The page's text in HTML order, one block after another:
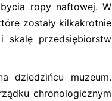
ropy naftowej. W
zostały kilkakrotnie
skalę przedsiębiorstw
dziedzińcu muzeum.
chronologicznym